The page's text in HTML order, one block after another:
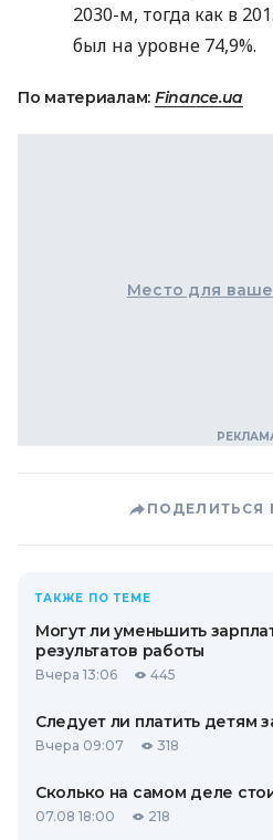
2030-м, тогда как в
был на уровне 74,9%.
По материалам: Finance.ua
Место для
ПОДЕЛИТЬСЯ
ТАКЖЕ ПО ТЕМЕ
Могут ли уменьшить
результатов работы
Вчера 13:06 445
Следует ли платить детям
Вчера 09:07 318
Сколько на самом деле
07.08 18:00 218